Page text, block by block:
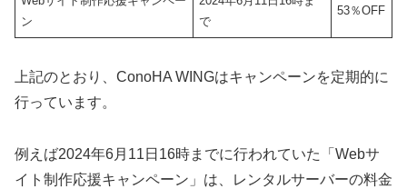
ン
で
53％OFF
上記のとおり、ConoHA WINGはキャンペーンを定期的に
行っています。
例えば2024年6月11日16時までに行われていた「Webサ
イト制作応援キャンペーン」は、レンタルサーバーの料金